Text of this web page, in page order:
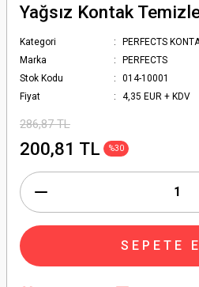
Yağsız Kontak
Kategori
PERFECTS
Marka
PERFECTS
Stok Kodu
014-10001
Fiyat
4,35 EUR + KDV
286,87 TL
200,81 TL %30
SEPETE